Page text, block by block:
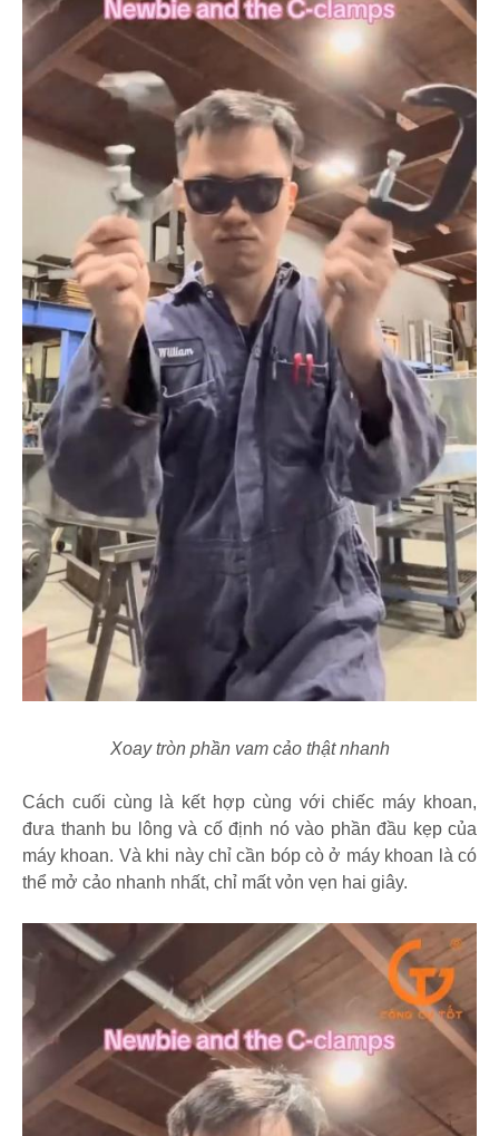
Xoay tròn phần vam cảo thật nhanh
Cách cuối cùng là kết hợp cùng với chiếc máy khoan,
đưa thanh bu lông và cố định nó vào phần đầu kẹp của
máy khoan. Và khi này chỉ cần bóp cò ở máy khoan là có
thể mở cảo nhanh nhất, chỉ mất vỏn vẹn hai giây.